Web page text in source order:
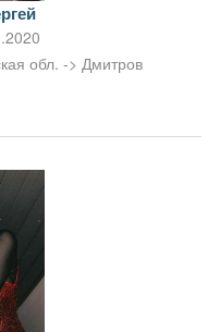
обл. -> Дмитров